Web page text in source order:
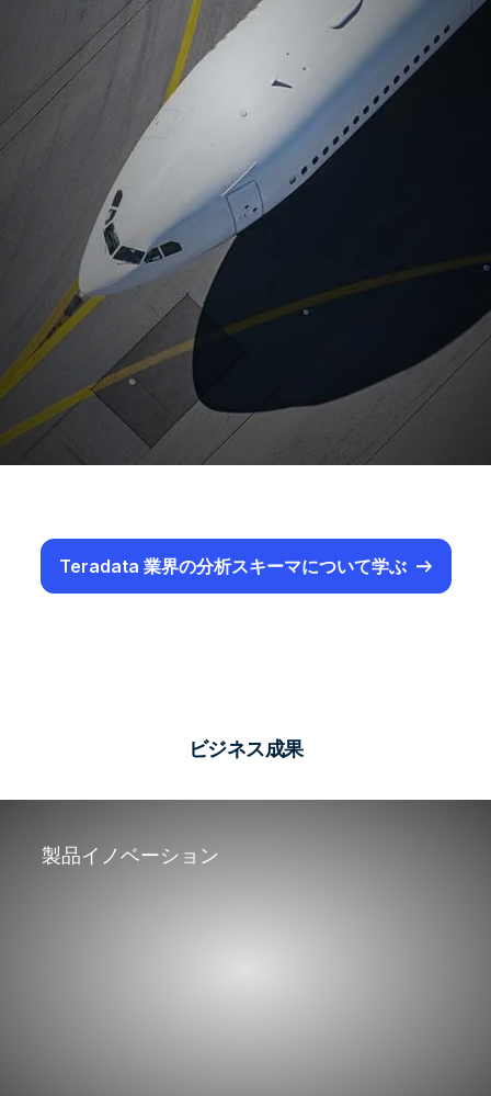
Teradata 業界の分析スキーマについて学ぶ
ビジネス成果
製品イノベーション